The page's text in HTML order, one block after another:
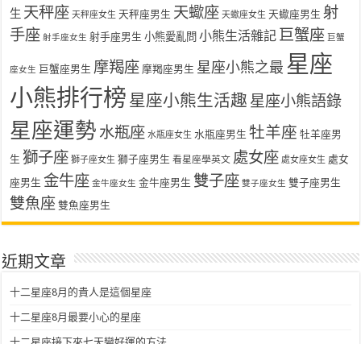
生 天秤座 天秤座女生 天秤座男生 天蠍座 天蠍座女生 天蠍座男生 射
手座 射手座女生 射手座男生 小熊愛亂問 小熊生活雜記 巨蟹座 巨蟹
座女生 巨蟹座男生 摩羯座 摩羯座男生 星座小熊之最 星座
小熊排行榜 星座小熊生活趣 星座小熊語錄
星座運勢 水瓶座 水瓶座女生 水瓶座男生 牡羊座 牡羊座男
生 獅子座 獅子座女生 獅子座男生 看星座學英文 處女座 處女座女生 處女
座男生 金牛座 金牛座女生 金牛座男生 雙子座 雙子座女生 雙子座男生
雙魚座 雙魚座男生
近期文章
十二星座8月的貴人是這個星座
十二星座8月最要小心的星座